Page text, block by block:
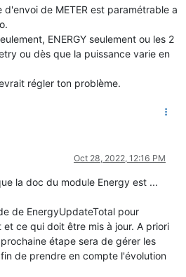
:channels, "bri":64 , "power"
led_off)
:channels, "power":true})
/ isousc
load
d'envoi de METER est paramétrable a
ENERGY seulement ou les 2
ou dès que la puissance varie en
régler ton problème.
Oct 28, 2022, 12:16 PM
la doc du module Energy est ...
de EnergyUpdateTotal pour
ce qui doit être mis à jour. A priori
étape sera de gérer les
de prendre en compte l'évolution